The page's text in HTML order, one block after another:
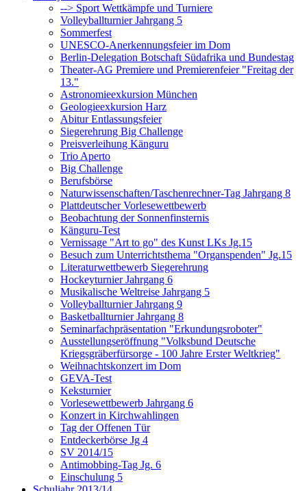
--> Sport Wettkämpfe und Turniere
Volleyballturnier Jahrgang 5
Sommerfest
UNESCO-Anerkennungsfeier im Dom
Berlin-Delegation Botschaft Südafrika und Bundestag
Theater-AG Premiere und Premierenfeier "Freitag der
13."
Astronomieexkursion München
Geologieexkursion Harz
Abitur Entlassungsfeier
Siegerehrung Big Challenge
Preisverleihung Känguru
Trio Aperto
Big Challenge
Berufsbörse
Naturwissenschaften/Taschenrechner-Tag Jahrgang 8
Plattdeutscher Vorlesewettbewerb
Beobachtung der Sonnenfinsternis
Känguru-Test
Vernissage "Art to go" des Kunst LKs Jg.15
Besuch zum Unterrichtsthema "Organspenden" Jg.15
Literaturwettbewerb Siegerehrung
Hockeyturnier Jahrgang 6
Musikalische Weltreise Jahrgang 5
Volleyballturnier Jahrgang 9
Basketballturnier Jahrgang 8
Seminarfachpräsentation "Erkundungsroboter"
Ausstellungseröffnung "Volksbund Deutsche
Kriegsgräberfürsorge - 100 Jahre Erster Weltkrieg"
Weihnachtskonzert im Dom
GEVA-Test
Keksturnier
Vorlesewettbewerb Jahrgang 6
Konzert in Kirchwahlingen
Tag der Offenen Tür
Entdeckerbörse Jg 4
SV 2014/15
Antimobbing-Tag Jg. 6
Einschulung 5